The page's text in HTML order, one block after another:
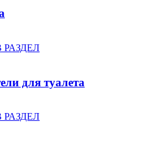
РАЗДЕЛ
для туалета
РАЗДЕЛ